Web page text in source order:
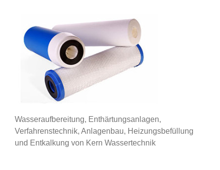
Wasseraufbereitung, Enthärtungsanlagen,
Verfahrenstechnik, Anlagenbau, Heizungsbefüllung
und Entkalkung von Kern Wassertechnik